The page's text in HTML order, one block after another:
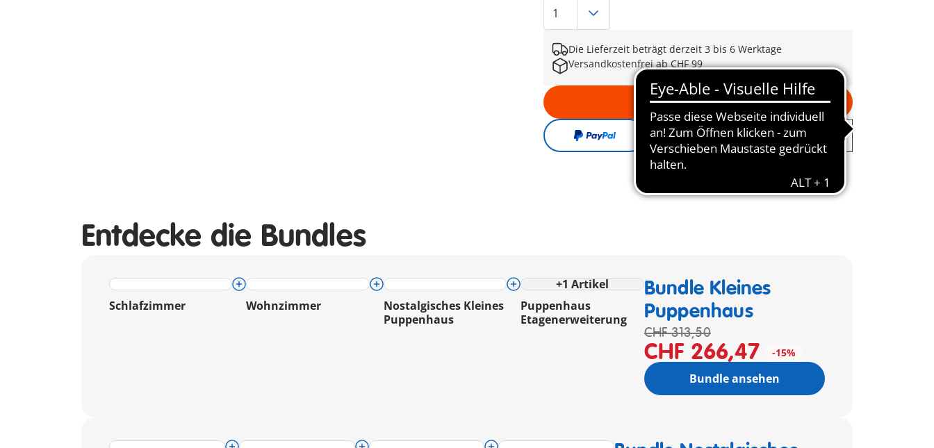
Die Lieferzeit beträgt derzeit 3 bis 6 Werktage
Versandkostenfrei ab CHF 99
In den Warenkorb
Entdecke die Bundles
Schlafzimmer Wohnzimmer
Nostalgisches Kleines
Puppenhaus
+1 Artikel
Puppenhaus
Etagenerweiterung
Bundle Kleines
Puppenhaus
CHF 313,50
CHF 266,47 -15%
Bundle ansehen